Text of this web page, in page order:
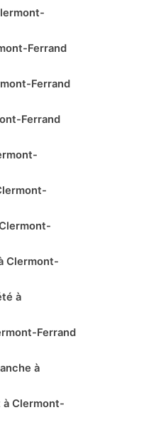
Ferrand
Ferrand
Ferrand
Clermont-
à
Ferrand
à
à Clermont-